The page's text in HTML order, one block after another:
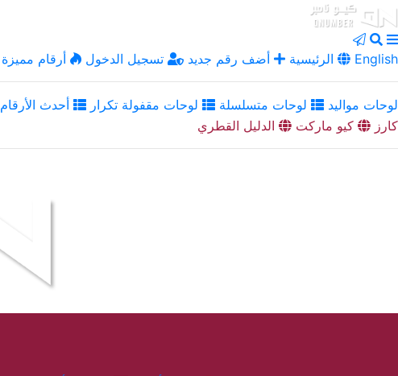
الرئيسية أضف رقم جديد تسجيل الدخول أرقام مميزة English
لوحات مواليد لوحات متسلسلة لوحات مقفولة تكرار أحدث الأرقام
كارز
كيو ماركت الدليل القطري